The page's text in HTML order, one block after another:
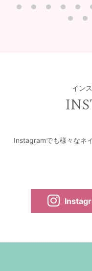
イン
Instagramでも様々なネ